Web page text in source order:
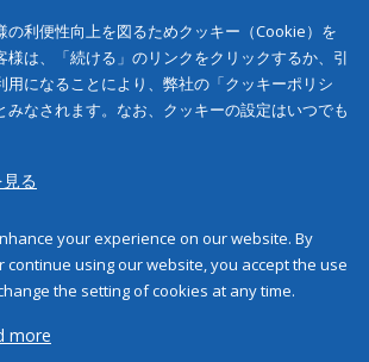
の利便性向上を図るためクッキー（Cookie）を
様は、「続ける」のリンクをクリックするか、引
用になることにより、弊社の「クッキーポリシ
みなされます。なお、クッキーの設定はいつでも
る
your experience on our website. By
continue using our website, you accept the use
the setting of cookies at any time.
more